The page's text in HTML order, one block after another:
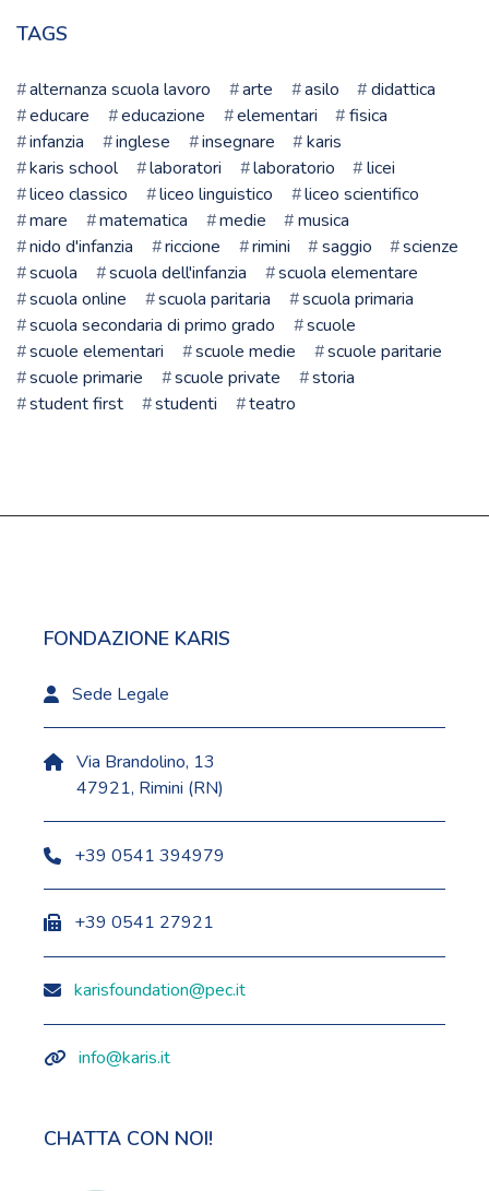
TAGS
alternanza scuola lavoro arte asilo
didattica
educare
educazione elementari
fisica
infanzia
inglese insegnare
karis
karis school
laboratori laboratorio
licei
liceo classico
liceo linguistico
liceo scientifico
mare
matematica medie
musica
nido d'infanzia
riccione rimini saggio
scienze
scuola
scuola dell'infanzia
scuola elementare
scuola online
scuola paritaria
scuola primaria
scuola secondaria di primo grado
scuole
scuole elementari
scuole medie
scuole paritarie
scuole primarie
scuole private
storia
student first
studenti teatro
FONDAZIONE KARIS
Sede Legale
Via Brandolino, 13
47921, Rimini (RN)
+39 0541 394979
+39 0541 27921
karisfoundation@pec.it
info@karis.it
CHATTA CON NOI!